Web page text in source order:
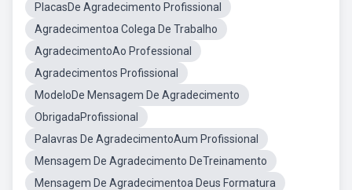
PlacasDe Agradecimento Profissional
Agradecimentoa Colega De Trabalho
AgradecimentoAo Professional
Agradecimentos Profissional
ModeloDe Mensagem De Agradecimento
ObrigadaProfissional
Palavras De AgradecimentoAum Profissional
Mensagem De Agradecimento DeTreinamento
Mensagem De Agradecimentoa Deus Formatura